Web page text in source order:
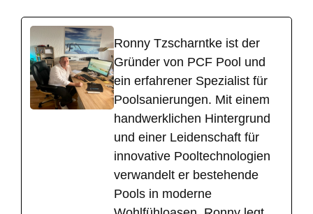
Ronny Tzscharntke ist der
Gründer von PCF Pool und
ein erfahrener Spezialist für
Poolsanierungen. Mit einem
handwerklichen Hintergrund
und einer Leidenschaft für
innovative Pooltechnologien
verwandelt er bestehende
Pools in moderne